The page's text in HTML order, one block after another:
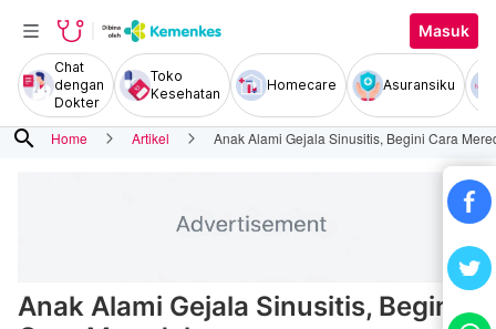
Masuk
Chat
dengan
Dokter
Toko
Kesehatan
Homecare Asuransiku
search Home Artikel Anak Alami Gejala Sinusitis, Begini Cara
Anak Alami Gejala Sinusitis, Begini